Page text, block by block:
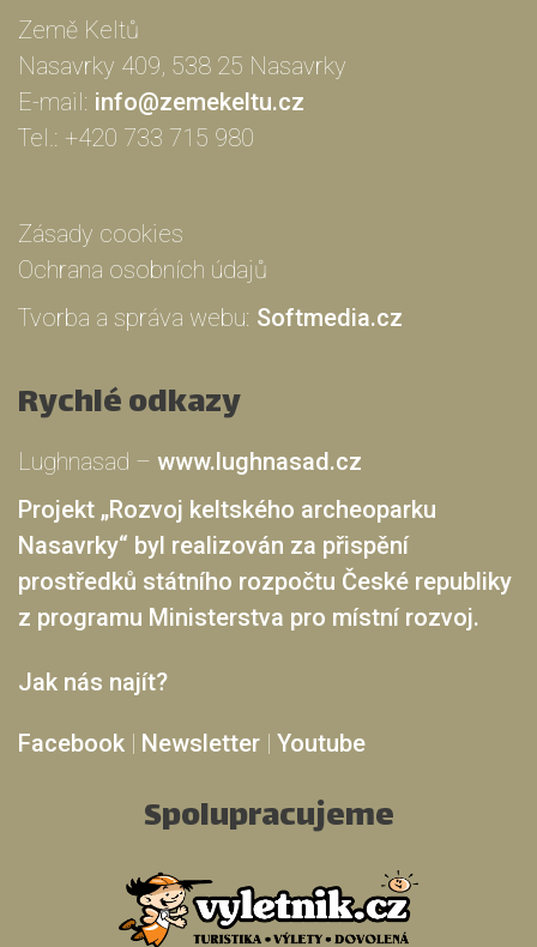
Země Keltů
Nasavrky 409, 538 25 Nasavrky
E-mail: info@zemekeltu.cz
Tel.: +420 733 715 980
Zásady cookies
Ochrana osobních údajů
Tvorba a správa webu: Softmedia.cz
Rychlé odkazy
Lughnasad – www.lughnasad.cz
Projekt „Rozvoj keltského archeoparku
Nasavrky“ byl realizován za přispění
prostředků státního rozpočtu České republiky
z programu Ministerstva pro místní rozvoj.
Jak nás najít?
Facebook | Newsletter | Youtube
Spolupracujeme